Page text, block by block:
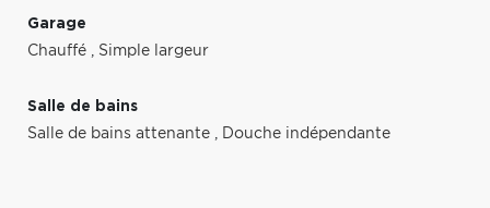
Garage
Chauffé , Simple largeur
Salle de bains
Salle de bains attenante , Douche indépendante